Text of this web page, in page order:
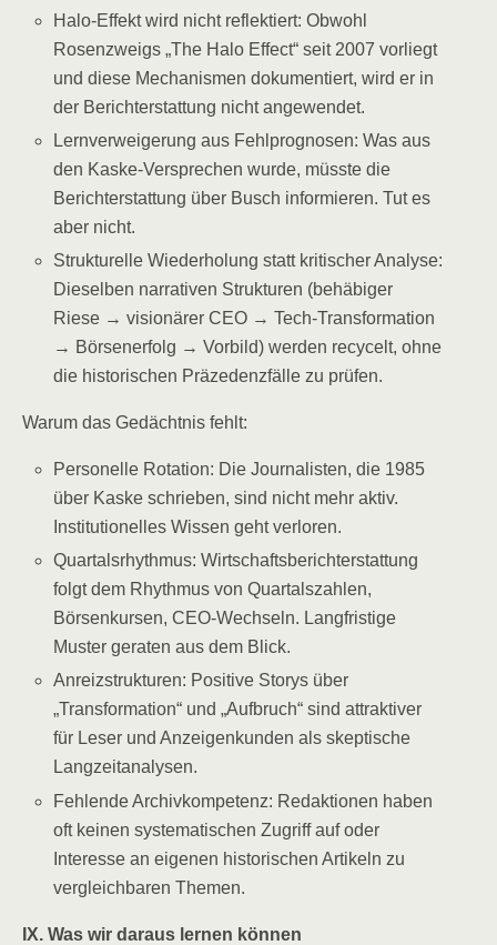
Halo-Effekt wird nicht reflektiert: Obwohl
Rosenzweigs „The Halo Effect“ seit 2007 vorliegt
und diese Mechanismen dokumentiert, wird er in
der Berichterstattung nicht angewendet.
Lernverweigerung aus Fehlprognosen: Was aus
den Kaske-Versprechen wurde, müsste die
Berichterstattung über Busch informieren. Tut es
aber nicht.
Strukturelle Wiederholung statt kritischer Analyse:
Dieselben narrativen Strukturen (behäbiger
Riese → visionärer CEO → Tech-Transformation
→ Börsenerfolg → Vorbild) werden recycelt, ohne
die historischen Präzedenzfälle zu prüfen.
Warum das Gedächtnis fehlt:
Personelle Rotation: Die Journalisten, die 1985
über Kaske schrieben, sind nicht mehr aktiv.
Institutionelles Wissen geht verloren.
Quartalsrhythmus: Wirtschaftsberichterstattung
folgt dem Rhythmus von Quartalszahlen,
Börsenkursen, CEO-Wechseln. Langfristige
Muster geraten aus dem Blick.
Anreizstrukturen: Positive Storys über
„Transformation“ und „Aufbruch“ sind attraktiver
für Leser und Anzeigenkunden als skeptische
Langzeitanalysen.
Fehlende Archivkompetenz: Redaktionen haben
oft keinen systematischen Zugriff auf oder
Interesse an eigenen historischen Artikeln zu
vergleichbaren Themen.
IX. Was wir daraus lernen können